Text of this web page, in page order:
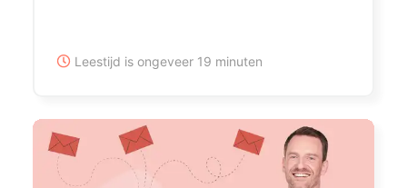
Leestijd is ongeveer 19 minuten